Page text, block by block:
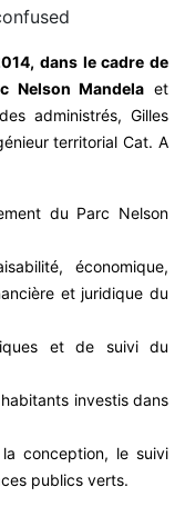
dans le cadre de
Nelson Mandela et
administrés, Gilles
territorial Cat. A
du Parc Nelson
économique,
et juridique du
et de suivi du
investis dans
conception, le suivi
publics verts.